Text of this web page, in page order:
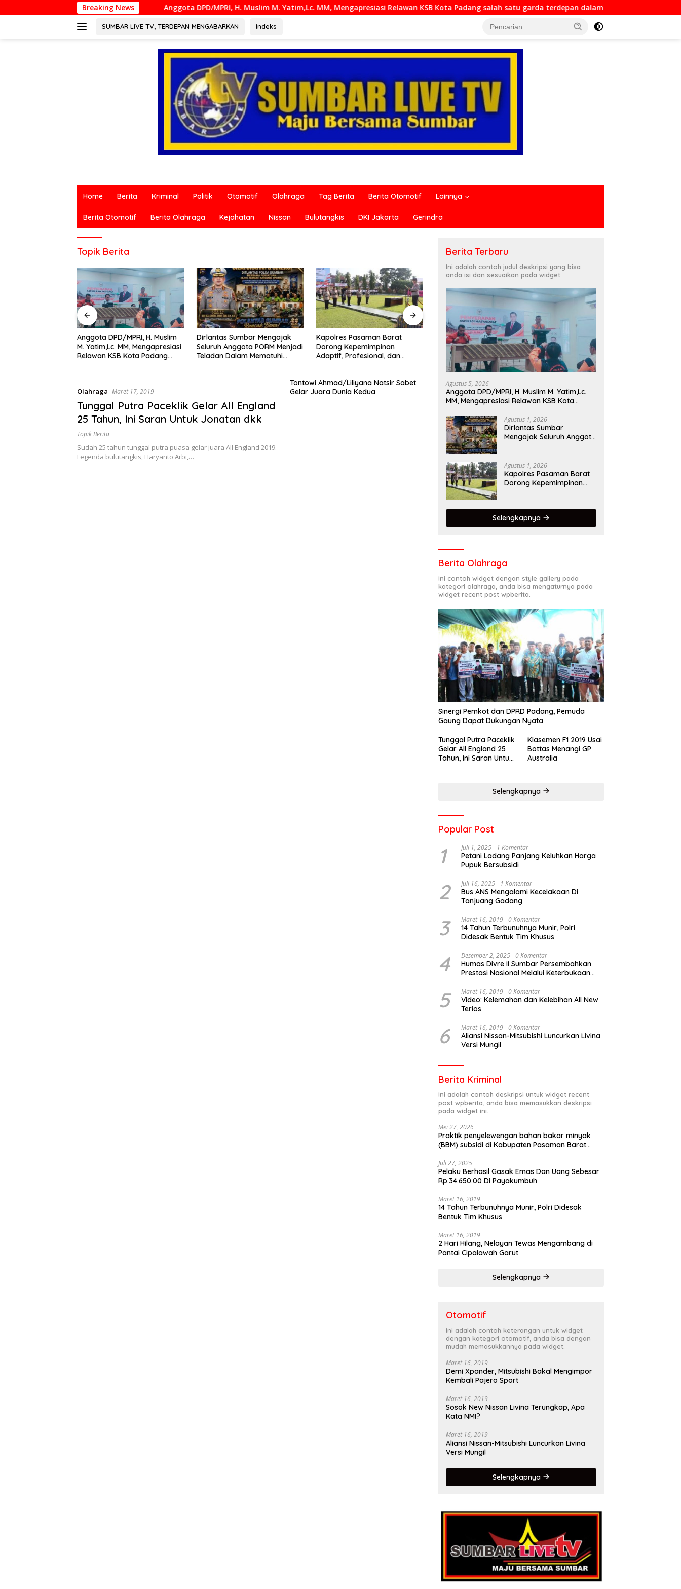
ke
Breaking News
Anggota DPD/MPRI, H. Muslim M. Yatim,Lc. MM, Mengapresiasi Relawan KSB Kota Padang salah satu garda terdepan dalam Bencana
SUMBAR LIVE TV, TERDEPAN MENGABARKAN Indeks
terkini
berbagai
di
indonesia
baik
dari
politik,
ekonomi
mapun
budaya
serta
berita
terbaru
lainnya
tv
live
Home Berita Kriminal Politik Otomotif Olahraga Tag Berita Berita Otomotif Lainnya
Berita Otomotif Berita Olahraga Kejahatan Nissan Bulutangkis DKI Jakarta Gerindra
Topik Berita
Dirlantas Sumbar Mengajak
Seluruh Anggota PORM Menjadi
Teladan Dalam Mematuhi
Berkendara
Kapolres Pasaman Barat
Dorong Kepemimpinan
Adaptif, Profesional, dan
AKBP Agung Tribawanto
Tegaskan Komitmen Pelayanan
Kepolisian dalam Penanganan
Sat PJR Sumbar 4 jajaran
Direktorat Lalu Lintas Polda
Sumatera Barat Kembali
Menyapa Masyarakat Lewat
Kegiatan Ngobras
AKBP Agung Tribawanto
Pastikan Polres Pasaman Barat
Terus Memburu Jaringan
Narkotika hingga ke Akarnya
Olahraga Maret 17, 2019
Tunggal Putra Paceklik Gelar All England
25 Tahun, Ini Saran Untuk Jonatan dkk
Topik Berita
Sudah 25 tahun tunggal putra puasa gelar juara All England 2019.
Legenda bulutangkis, Haryanto Arbi,…
Tontowi Ahmad/Liliyana Natsir Sabet
Gelar Juara Dunia Kedua
Berita Terbaru
Ini adalah contoh judul deskripsi yang bisa
anda isi dan sesuaikan pada widget
Agustus 5, 2026
Anggota DPD/MPRI, H. Muslim M. Yatim,Lc.
MM, Mengapresiasi Relawan KSB Kota
Bencana
Agustus 1, 2026
Dirlantas Sumbar
Mengajak Seluruh Anggota
Lalu Lintas,Menggunakan
Perlengkapan
Keselamatan Berkendara
Agustus 1, 2026
Kapolres Pasaman Barat
Dorong Kepemimpinan
Selengkapnya
Berita Olahraga
Ini contoh widget dengan style gallery pada
kategori olahraga, anda bisa mengaturnya pada
widget recent post wpberita.
Sinergi Pemkot dan DPRD Padang, Pemuda
Gaung Dapat Dukungan Nyata
Tunggal Putra Paceklik
Gelar All England 25
Tahun, Ini Saran Untuk
Klasemen F1 2019 Usai
Bottas Menangi GP
Australia
Selengkapnya
Popular Post
1 Juli 1, 2025 1 Komentar
Petani Ladang Panjang Keluhkan Harga
Pupuk Bersubsidi
2 Juli 16, 2025 1 Komentar
Bus ANS Mengalami Kecelakaan Di
Tanjuang Gadang
3 Maret 16, 2019 0 Komentar
14 Tahun Terbunuhnya Munir, Polri
Didesak Bentuk Tim Khusus
4 Desember 2, 2025 0 Komentar
Humas Divre II Sumbar Persembahkan
Prestasi Nasional Melalui Keterbukaan
5 Maret 16, 2019 0 Komentar
Video: Kelemahan dan Kelebihan All New
Terios
6 Maret 16, 2019 0 Komentar
Aliansi Nissan-Mitsubishi Luncurkan Livina
Versi Mungil
Berita Kriminal
Ini adalah contoh deskripsi untuk widget recent
post wpberita, anda bisa memasukkan deskripsi
pada widget ini.
Mei 27, 2026
Praktik penyelewengan bahan bakar minyak
(BBM) subsidi di Kabupaten Pasaman Barat
Juli 27, 2025
Pelaku Berhasil Gasak Emas Dan Uang Sebesar
Rp.34.650.00 Di Payakumbuh
Maret 16, 2019
14 Tahun Terbunuhnya Munir, Polri Didesak
Bentuk Tim Khusus
Maret 16, 2019
2 Hari Hilang, Nelayan Tewas Mengambang di
Pantai Cipalawah Garut
Selengkapnya
Otomotif
Ini adalah contoh keterangan untuk widget
dengan kategori otomotif, anda bisa dengan
mudah memasukkannya pada widget.
Maret 16, 2019
Demi Xpander, Mitsubishi Bakal Mengimpor
Kembali Pajero Sport
Maret 16, 2019
Sosok New Nissan Livina Terungkap, Apa
Kata NMI?
Maret 16, 2019
Aliansi Nissan-Mitsubishi Luncurkan Livina
Versi Mungil
Selengkapnya